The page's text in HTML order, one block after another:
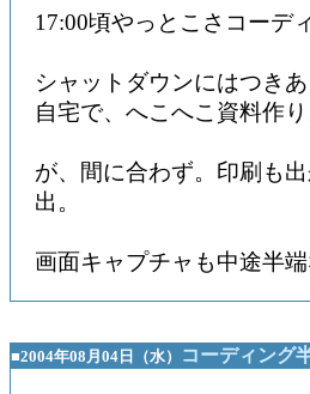
17:00頃やっとこさコーデ
シャットダウンにはつき
自宅で、へこへこ資料作り
が、間に合わず。印刷も
出。
画面キャプチャも中途半
■2004年08月04日（水） コーディング